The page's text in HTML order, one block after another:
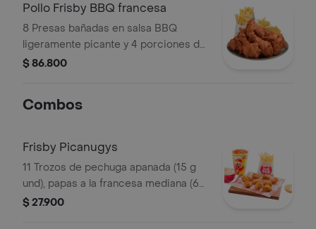
Pollo Frisby BBQ francesa
8 Presas bañadas en salsa BBQ
ligeramente picante y 4 porciones de
papas a la francesa mediana (60 g
$ 86.800
Combos
Frisby Picanugys
11 Trozos de pechuga apanada (15 g
und), papas a la francesa mediana (60
g), ensalada de repollo personal (145
$ 27.900